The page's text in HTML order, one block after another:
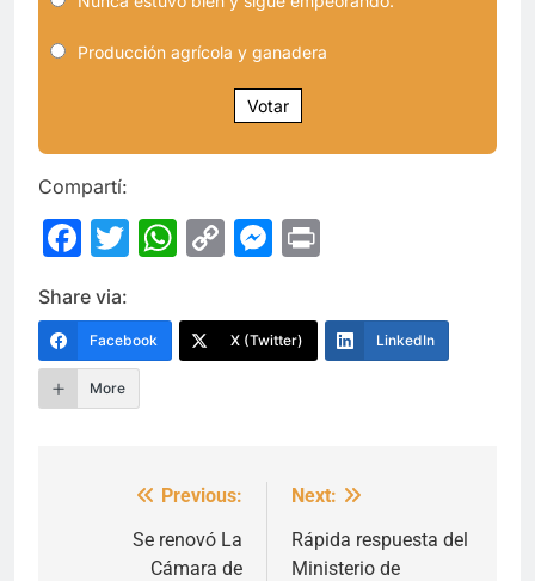
Producción agrícola y ganadera
Votar
Compartí:
Facebook
Twitter
WhatsApp
CopyMessenger
Share via:
Facebook X (Twitter) LinkedIn
More
Navegación
Previous:
Se renovó La
Cámara de
Next:
Rápida respuesta del
Ministerio de